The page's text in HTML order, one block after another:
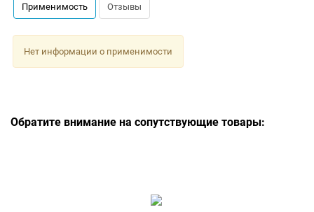
Применимость Отзывы
Нет информации о применимости
Обратите внимание на сопутствующие товары: